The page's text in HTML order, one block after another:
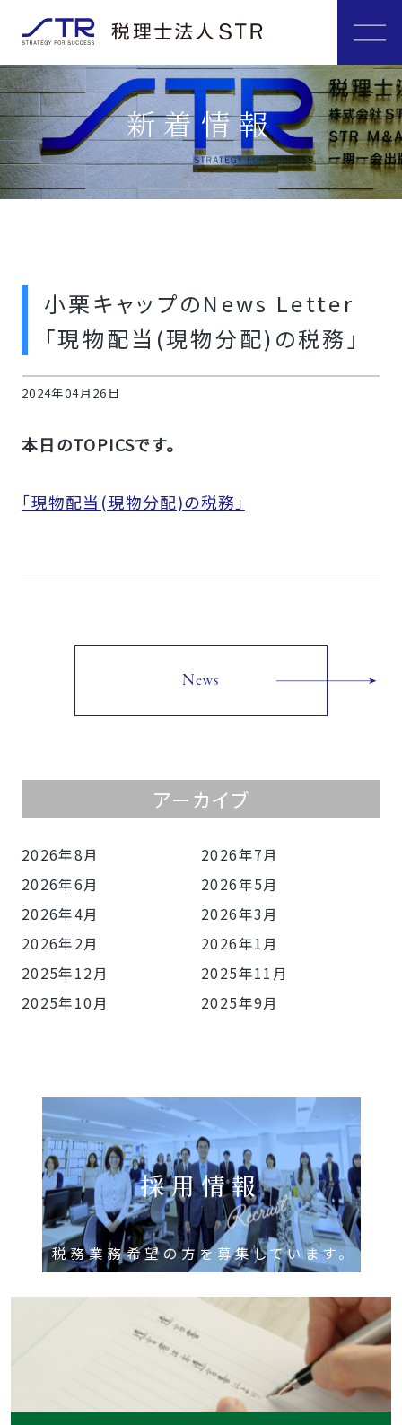
新着情報
小栗キャップのNews Letter
「現物配当(現物分配)の税務」
2024年04月26日
本日のTOPICSです。
「現物配当(現物分配)の税務」
News
アーカイブ
2026年8月
2026年7月
2026年6月
2026年5月
2026年4月
2026年3月
2026年2月
2026年1月
2025年12月
2025年11月
2025年10月
2025年9月
採用情報
税務業務希望の方を募集しています。